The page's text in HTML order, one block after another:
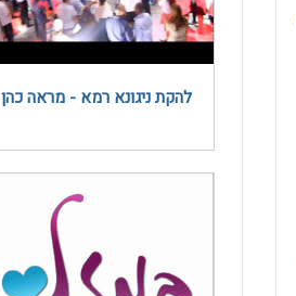
להקת ניגונא רמא - מראה כהן